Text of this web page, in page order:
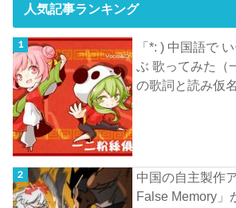
人気記事ランキング
「*: ) 中国語で
ぶ 歌ってみた（
の歌詞と読み仮名
中国の自主製作
False Memory」